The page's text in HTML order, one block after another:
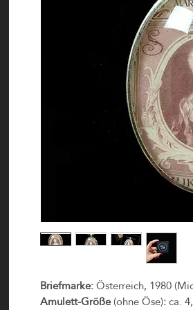
Briefmarke:Österreich, 1980
Amulett-Größe(ohne Öse):ca.